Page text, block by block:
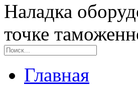
Наладка
точке
Главная